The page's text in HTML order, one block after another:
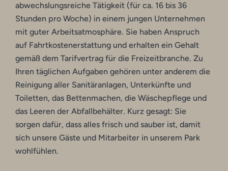
abwechslungsreiche Tätigkeit (für ca. 16 bis 36
Stunden pro Woche) in einem jungen Unternehmen
mit guter Arbeitsatmosphäre. Sie haben Anspruch
auf Fahrtkostenerstattung und erhalten ein Gehalt
gemäß dem Tarifvertrag für die Freizeitbranche. Zu
Ihren täglichen Aufgaben gehören unter anderem die
Reinigung aller Sanitäranlagen, Unterkünfte und
Toiletten, das Bettenmachen, die Wäschepflege und
das Leeren der Abfallbehälter. Kurz gesagt: Sie
sorgen dafür, dass alles frisch und sauber ist, damit
sich unsere Gäste und Mitarbeiter in unserem Park
wohlfühlen.